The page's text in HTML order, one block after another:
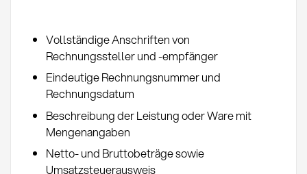
Vollständige Anschriften von
Rechnungssteller und -empfänger
Eindeutige Rechnungsnummer und
Rechnungsdatum
Beschreibung der Leistung oder Ware mit
Mengenangaben
Netto- und Bruttobeträge sowie
Umsatzsteuerausweis